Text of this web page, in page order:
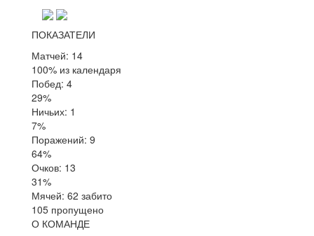
ПОКАЗАТЕЛИ
Матчей: 14
100% из календаря
Побед: 4
29%
Ничьих: 1
7%
Поражений: 9
64%
Очков: 13
31%
Мячей: 62 забито
105 пропущено
О КОМАНДЕ